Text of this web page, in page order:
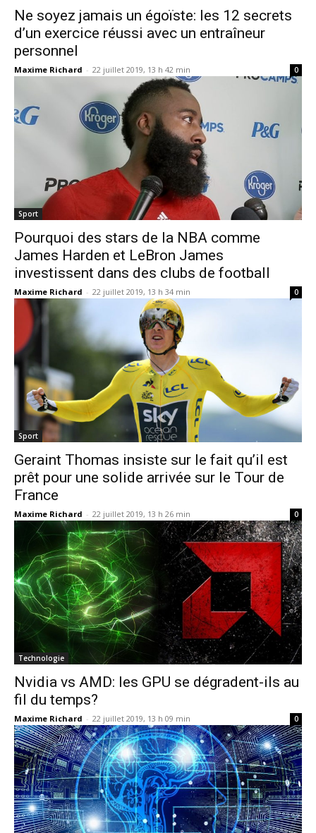
Ne soyez jamais un égoïste: les 12 secrets
d’un exercice réussi avec un entraîneur
personnel
Maxime Richard - 22 juillet 2019, 13 h 42 min 0
Sport
Pourquoi des stars de la NBA comme
James Harden et LeBron James
investissent dans des clubs de football
Maxime Richard - 22 juillet 2019, 13 h 34 min 0
Sport
Geraint Thomas insiste sur le fait qu’il est
prêt pour une solide arrivée sur le Tour de
France
Maxime Richard - 22 juillet 2019, 13 h 26 min 0
Technologie
Nvidia vs AMD: les GPU se dégradent-ils au
fil du temps?
Maxime Richard - 22 juillet 2019, 13 h 09 min 0